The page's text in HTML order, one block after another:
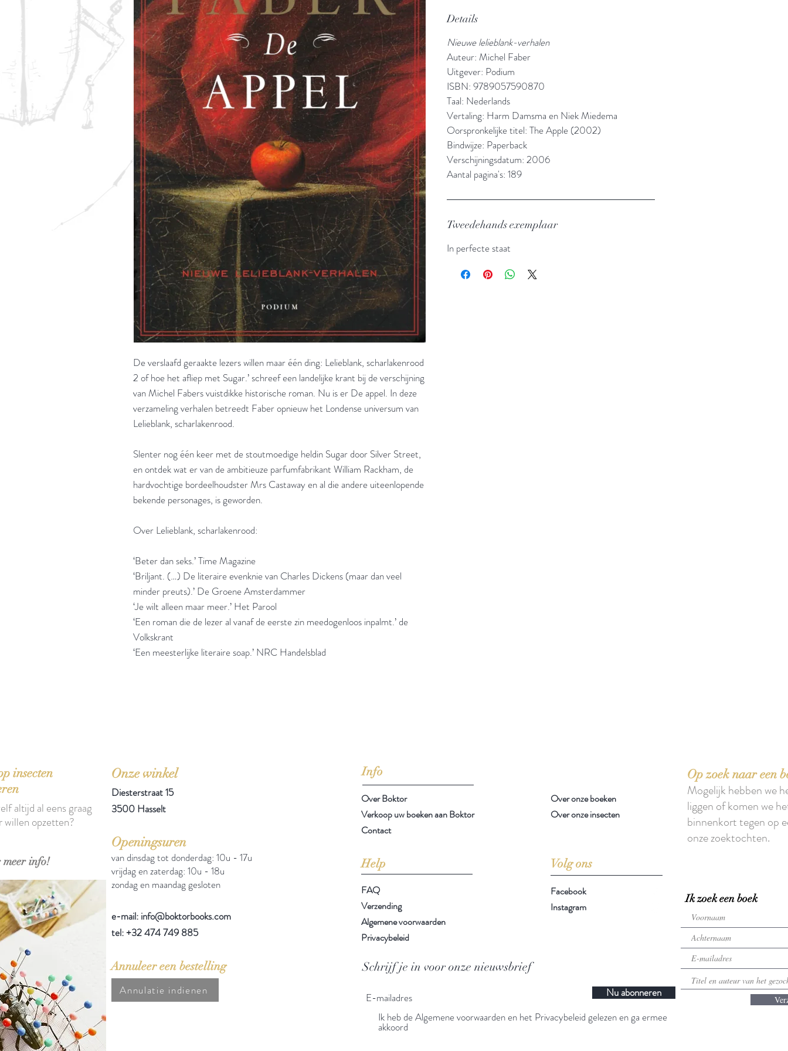
De verslaafd geraakte lezers willen maar één ding: Lelieblank, scharlakenrood
2 of hoe het afliep met Sugar.’ schreef een landelijke krant bij de verschijning
van Michel Fabers vuistdikke historische roman. Nu is er De appel. In deze
verzameling verhalen betreedt Faber opnieuw het Londense universum van
Lelieblank, scharlakenrood.
Slenter nog één keer met de stoutmoedige heldin Sugar door Silver Street,
en ontdek wat er van de ambitieuze parfumfabrikant William Rackham, de
hardvochtige bordeelhoudster Mrs Castaway en al die andere uiteenlopende
bekende personages, is geworden.
Over Lelieblank, scharlakenrood:
‘Beter dan seks.’ Time Magazine
‘Briljant. (…) De literaire evenknie van Charles Dickens (maar dan veel
minder preuts).’ De Groene Amsterdammer
‘Je wilt alleen maar meer.’ Het Parool
‘Een roman die de lezer al vanaf de eerste zin meedogenloos inpalmt.’ de
Volkskrant
‘Een meesterlijke literaire soap.’ NRC Handelsblad
Details
Nieuwe lelieblank-verhalen
Auteur: Michel Faber
Uitgever: Podium
ISBN: 9789057590870
Taal: Nederlands
Vertaling: Harm Damsma en Niek Miedema
Oorspronkelijke titel: The Apple (2002)
Bindwijze: Paperback
Verschijningsdatum: 2006
Aantal pagina's: 189
Tweedehands exemplaar
In perfecte staat
insecten
info!
altijd al eens graag
willen opzetten?
Onze winkel
Diesterstraat 15
3500 Hasselt
Openingsuren
van dinsdag tot donderdag: 10u - 17u
vrijdag en zaterdag: 10u - 18u
zondag en maandag gesloten
e-mail: info@boktorbooks.com
tel: +32 474 749 885
Info
Over Boktor
Verkoop uw boeken aan Boktor
Contact
Help Volg ons
Op zoek naar een
Mogelijk hebben we
liggen of komen we
binnenkort tegen op
onze zoektochten.
FAQ
Verzending
Algemene voorwaarden
Privacybeleid
Facebook
Instagram
Schrijf je in voor onze nieuwsbrief
Nu abonneren
Ik heb de Algemene voorwaarden en het Privacybeleid gelezen en ga ermee
akkoord
Ik zoek een boek
Over onze boeken
Over onze insecten
Annuleer een bestelling
Annulatie indienen